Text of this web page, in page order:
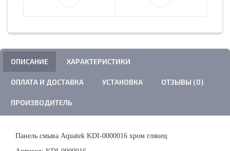
ОПИСАНИЕ ХАРАКТЕРИСТИКИ
ОПЛАТА И ДОСТАВКА УСТАНОВКА ОТЗЫВЫ (0)
ПРОИЗВОДИТЕЛЬ
Панель смыва Aquatek KDI-0000016 хром глянец